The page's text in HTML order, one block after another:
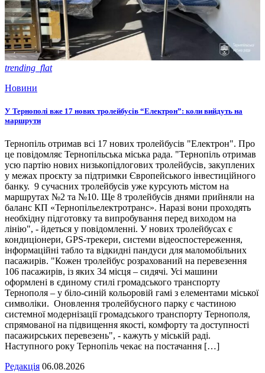
trending_flat
Новини
У Тернополі вже 17 нових тролейбусів “Електрон”: коли вийдуть на
маршрути
Тернопіль отримав всі 17 нових тролейбусів "Електрон". Про
це повідомляє Тернопільська міська рада. "Тернопіль отримав
усю партію нових низькопідлогових тролейбусів, закуплених
у межах проєкту за підтримки Європейського інвестиційного
банку. 9 сучасних тролейбусів уже курсують містом на
маршрутах №2 та №10. Ще 8 тролейбусів днями прийняли на
баланс КП «Тернопільелектротранс». Наразі вони проходять
необхідну підготовку та випробування перед виходом на
лінію", - йдеться у повідомленні. У нових тролейбусах є
кондиціонери, GPS-трекери, системи відеоспостереження,
інформаційні табло та відкидні пандуси для маломобільних
пасажирів. "Кожен тролейбус розрахований на перевезення
106 пасажирів, із яких 34 місця – сидячі. Усі машини
оформлені в єдиному стилі громадського транспорту
Тернополя – у біло-синій кольоровій гамі з елементами міської
символіки. Оновлення тролейбусного парку є частиною
системної модернізації громадського транспорту Тернополя,
спрямованої на підвищення якості, комфорту та доступності
пасажирських перевезень", - кажуть у міській раді.
Наступного року Тернопіль чекає на постачання […]
Редакція 06.08.2026